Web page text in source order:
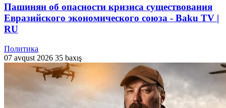
Пашинян об опасности кризиса существования
Евразийского экономического союза - Baku TV |
RU
Политика
07 avqust 2026 35 baxış